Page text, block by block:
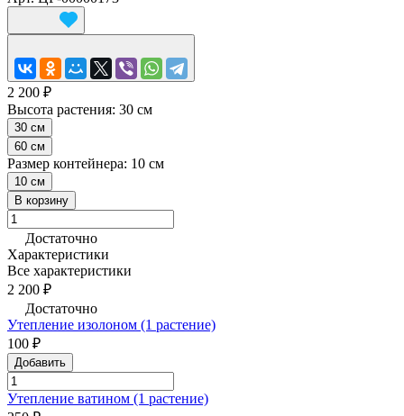
2 200 ₽
Высота растения: 30 см
30 см
60 см
Размер контейнера: 10 см
10 см
В корзину
Достаточно
Характеристики
Все характеристики
2 200 ₽
Достаточно
Утепление изолоном (1 растение)
100 ₽
Добавить
Утепление ватином (1 растение)